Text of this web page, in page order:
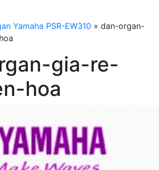
Yamaha PSR-EW310 » dan-organ-
gia-re-
hoa